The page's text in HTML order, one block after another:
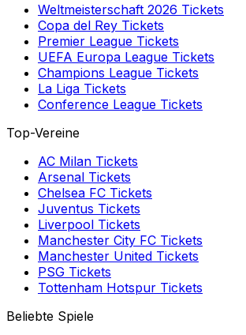
Weltmeisterschaft 2026 Tickets
Copa del Rey Tickets
Premier League Tickets
UEFA Europa League Tickets
Champions League Tickets
La Liga Tickets
Conference League Tickets
Top-Vereine
AC Milan Tickets
Arsenal Tickets
Chelsea FC Tickets
Juventus Tickets
Liverpool Tickets
Manchester City FC Tickets
Manchester United Tickets
PSG Tickets
Tottenham Hotspur Tickets
Beliebte Spiele